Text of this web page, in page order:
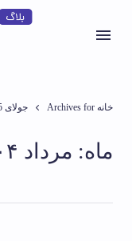
خانه Archives for جولای 2025
ماه: مرداد ۱۴۰۴